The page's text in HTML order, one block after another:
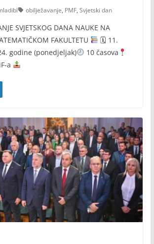
obilježavanje, PMF, Svjetski dan
SVJETSKOG DANA NAUKE NA
FAKULTETU
🗓 11.
godine (ponedjeljak)
10 časova
a